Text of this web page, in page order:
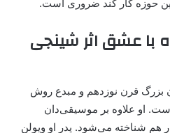
حوزه کار کند ضروری است.
با عشق اثر شینجی
قرن نوزدهم و مبدع روش
او علاوه بر موسیقی‌دان
هم شناخته می‌شود. پدر او ویولن